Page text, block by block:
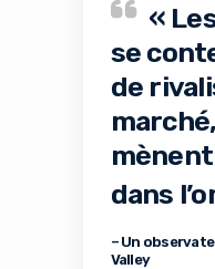
«
se
de
dans
– Un
Valley